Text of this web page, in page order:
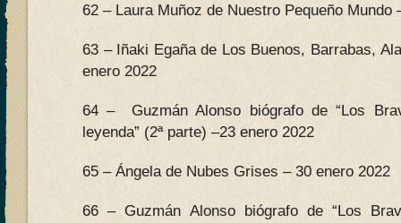
62 – Laura Muñoz de Nuestro Pequeño Mundo
63 – Iñaki Egaña de Los Buenos, Barrabas,
enero 2022
64 – Guzmán Alonso biógrafo de “Los
leyenda” (2ª parte) –23 enero 2022
65 – Ángela de Nubes Grises – 30 enero 2022
66 – Guzmán Alonso biógrafo de “Los